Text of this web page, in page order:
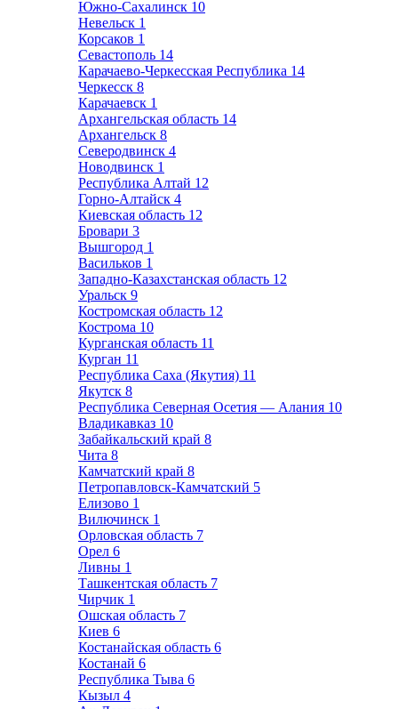
Южно-Сахалинск 10
Невельск 1
Корсаков 1
Севастополь 14
Карачаево-Черкесская Республика 14
Черкесск 8
Карачаевск 1
Архангельская область 14
Архангельск 8
Северодвинск 4
Новодвинск 1
Республика Алтай 12
Горно-Алтайск 4
Киевская область 12
Бровари 3
Вышгород 1
Васильков 1
Западно-Казахстанская область 12
Уральск 9
Костромская область 12
Кострома 10
Курганская область 11
Курган 11
Республика Саха (Якутия) 11
Якутск 8
Республика Северная Осетия — Алания 10
Владикавказ 10
Забайкальский край 8
Чита 8
Камчатский край 8
Петропавловск-Камчатский 5
Елизово 1
Вилючинск 1
Орловская область 7
Орел 6
Ливны 1
Ташкентская область 7
Чирчик 1
Ошская область 7
Киев 6
Костанайская область 6
Костанай 6
Республика Тыва 6
Кызыл 4